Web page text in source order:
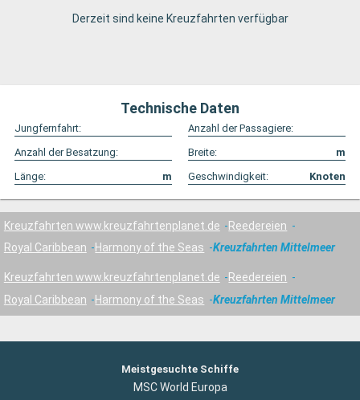
Derzeit sind keine Kreuzfahrten verfügbar
Technische Daten
Jungfernfahrt:
Anzahl der Passagiere:
Anzahl der Besatzung:
Breite:
m
Länge:
m Geschwindigkeit: Knoten
Kreuzfahrten www.kreuzfahrtenplanet.de
Reedereien
Royal Caribbean
Harmony of the Seas Kreuzfahrten Mittelmeer
Kreuzfahrten www.kreuzfahrtenplanet.de
Reedereien
Royal Caribbean
Harmony of the Seas Kreuzfahrten Mittelmeer
Meistgesuchte Schiffe
MSC World Europa